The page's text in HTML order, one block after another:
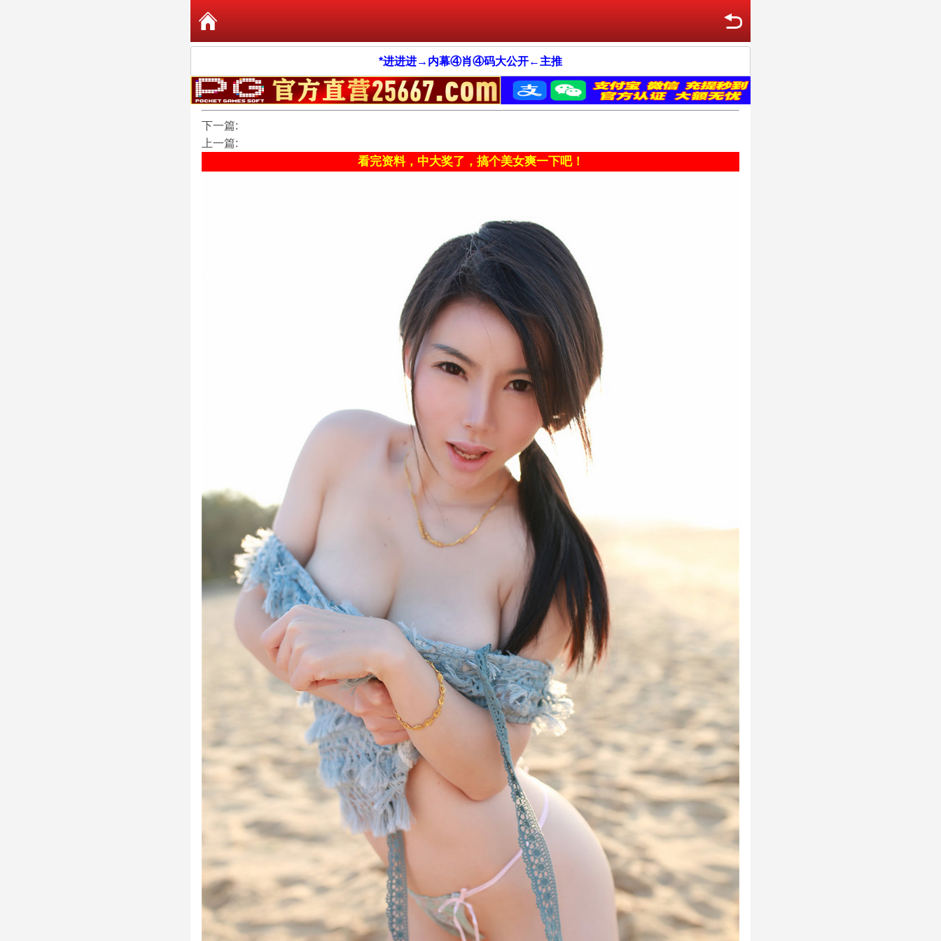
*进进进→内幕④肖④码大公开←主推
下一篇:
上一篇:
看完资料，中大奖了，搞个美女爽一下吧！